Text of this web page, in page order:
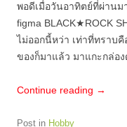
พอดีเมื่อวันอาทิตย์ที่ผ่านม
figma BLACK★ROCK
ไม่ออกนี้หว่า เท่าที่ทราบคื
ของก็มาแล้ว มาแกะกล่อ
Continue reading →
Post in Hobby